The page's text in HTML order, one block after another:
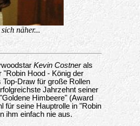
näher...
Kevin Costnerals
Hood - König der
Draw für große Rollen
Jahrzehnt seiner
Himbeere" (Award
für seine Hauptrolle in "Robin
ihm einfach nie aus.